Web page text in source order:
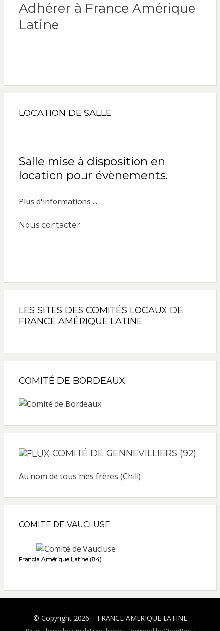
Adhérer à France Amérique
Latine
LOCATION DE SALLE
Salle mise à disposition en
location pour évènements.
Plus d'informations ...
Nous contacter
LES SITES DES COMITÉS LOCAUX DE
FRANCE AMÉRIQUE LATINE
COMITÉ DE BORDEAUX
COMITÉ DE GENNEVILLIERS (92)
Au nom de tous mes frères (Chili)
COMITE DE VAUCLUSE
Francia Amérique Latine (84)
© Copyright 2026 – FRANCE AMERIQUE LATINE